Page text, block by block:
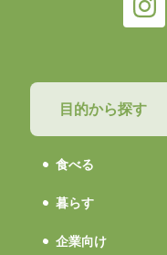
目的から探す
食べる
暮らす
企業向け